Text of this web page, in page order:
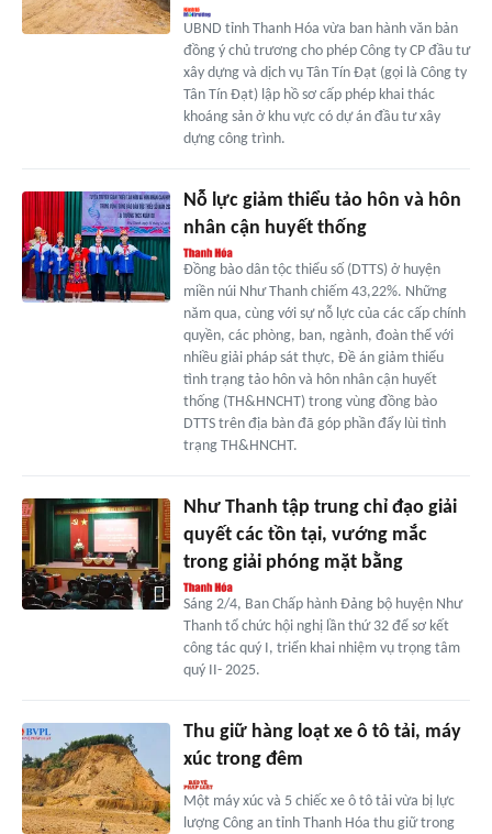
UBND tỉnh Thanh Hóa vừa ban hành văn bản
đồng ý chủ trương cho phép Công ty CP đầu tư
xây dựng và dịch vụ Tân Tín Đạt (gọi là Công ty
Tân Tín Đạt) lập hồ sơ cấp phép khai thác
khoáng sản ở khu vực có dự án đầu tư xây
dựng công trình.
Nỗ lực giảm thiểu tảo hôn và hôn
nhân cận huyết thống
Đồng bào dân tộc thiểu số (DTTS) ở huyện
miền núi Như Thanh chiếm 43,22%. Những
năm qua, cùng với sự nỗ lực của các cấp chính
quyền, các phòng, ban, ngành, đoàn thể với
nhiều giải pháp sát thực, Đề án giảm thiểu
tình trạng tảo hôn và hôn nhân cận huyết
thống (TH&HNCHT) trong vùng đồng bào
DTTS trên địa bàn đã góp phần đẩy lùi tình
trạng TH&HNCHT.
Như Thanh tập trung chỉ đạo giải
quyết các tồn tại, vướng mắc
trong giải phóng mặt bằng
Sáng 2/4, Ban Chấp hành Đảng bộ huyện Như
Thanh tổ chức hội nghị lần thứ 32 để sơ kết
công tác quý I, triển khai nhiệm vụ trọng tâm
quý II- 2025.
Thu giữ hàng loạt xe ô tô tải, máy
xúc trong đêm
Một máy xúc và 5 chiếc xe ô tô tải vừa bị lực
lượng Công an tỉnh Thanh Hóa thu giữ trong